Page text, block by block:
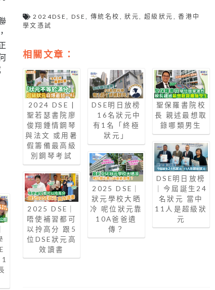
2024DSE DSE 傳統名校 ,狀元 ,超級狀元 ,香港中
學文憑試
相關文章：
2024 DSE |
聖若瑟書院廖
俊翔鍾情鋼琴
與法文 或用暑
假籌備最高級
別鋼琴考試
2025 DSE｜
唔使補習都可
以拎高分 跟5
位DSE狀元高
效讀書
DSE明日放榜
16名狀元中
有1名「終極
狀元」
2025 DSE｜
狀元學校大晒
冷 呢位狀元靠
10A爸爸遺
傳？
聖保羅書院校
長 親述最想取
錄哪類男生
DSE明日放榜
｜今屆誕生24
名狀元 當中
11人是超級狀
元